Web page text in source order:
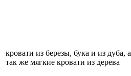
кровати из березы, бука и из дуба, а
так же мягкие кровати из дерева